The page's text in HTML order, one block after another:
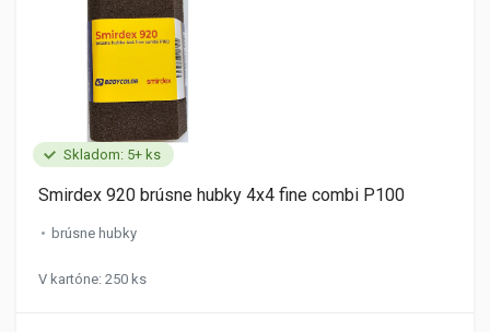
Skladom: 5+ ks
Smirdex 920 brúsne hubky 4x4 fine combi P100
brúsne hubky
V kartóne: 250 ks